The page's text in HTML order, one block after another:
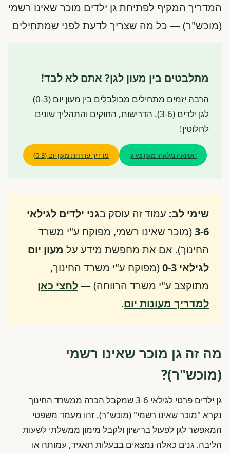
המדריך המקיף לפתיחת גן ילדים מוכר שאינו רשמי
(מוכש"ר) — כל מה שצריך לדעת לפני שמתחילים
מתלבטים בין מעון לגן? אתם לא לבד!
הרבה יזמים מתחילים מבולבלים בין מעון יום (0-3)
לגן ילדים (3-6). הדרישות, החוקים והתהליך שונים
לחלוטין!
השוואה מלאה: מעון vs גן מדריך פתיחת מעון יום (0-3)
שימי לב: עמוד זה עוסק בגני ילדים לגילאי
3-6(מוכר שאינו רשמי, מפוקח ע"י משרד
החינוך). אם את מחפשת מידע על מעון יום
לגילאי 0-3
(מפוקח ע"י משרד החינוך,
מתוקצב ע"י משרד הרווחה) —לחצי כאן
למדריך מעונות יום.
מה זה גן מוכר שאינו רשמי
(מוכש"ר)?
גן ילדים פרטי לגילאי 3-6 שמקבל הכרה ממשרד החינוך
נקרא "מוכר שאינו רשמי" (מוכש"ר). זהו מעמד משפטי
המאפשר לגן לפעול ברישיון ולקבל מימון ממשלתי לשעות
הליבה. גנים כאלה נמצאים בבעלות תאגיד, עמותה או